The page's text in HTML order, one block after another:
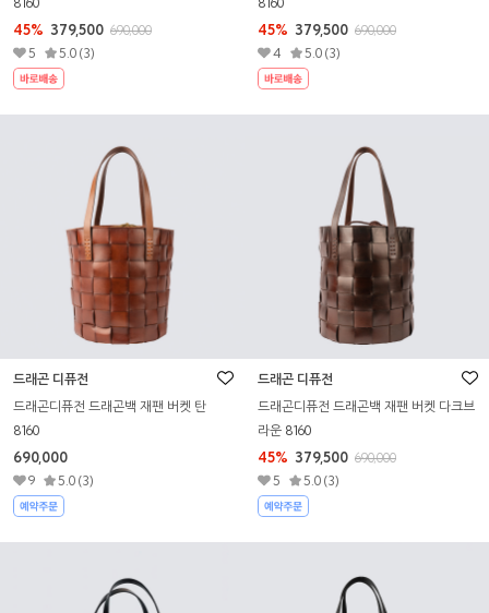
45% 379,500 690,000
5
5.0 (3)
45% 379,500 690,000
4
5.0 (3)
드래곤 디퓨전
드래곤디퓨전 드래곤백 재팬 버켓 탄
8160
690,000
9 5.0 (3)
드래곤 디퓨전
드래곤디퓨전 드래곤백 재팬 버켓 다크브
라운 8160
45% 379,500 690,000
5
5.0 (3)